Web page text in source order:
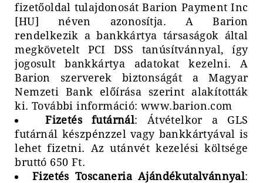
fizetőoldal tulajdonosát Barion Payment Inc
[HU] néven azonosítja. A Barion
rendelkezik a bankkártya társaságok által
megkövetelt PCI DSS tanúsítvánnyal, így
jogosult bankkártya adatokat kezelni. A
Barion szerverek biztonságát a Magyar
Nemzeti Bank előírása szerint alakították
ki. További információ: www.barion.com
Fizetés futárnál: Átvételkor a GLS
futárnál készpénzzel vagy bankkártyával is
lehet fizetni. Az utánvét kezelési költsége
bruttó 650 Ft.
Fizetés Toscaneria Ajándékutalvánnyal: